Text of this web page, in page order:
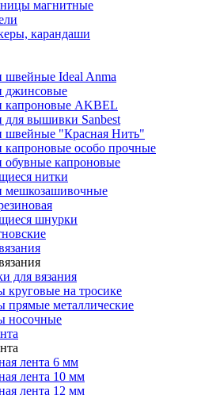
магнитные
карандаши
швейные Ideal Anma
джинсовые
капроновые AKBEL
для вышивки Sanbest
швейные "Красная Нить"
капроновые особо прочные
обувные капроновые
нитки
мешкозашивочные
шнурки
для вязания
круговые на тросике
прямые металлические
носочные
лента 6 мм
лента 10 мм
лента 12 мм